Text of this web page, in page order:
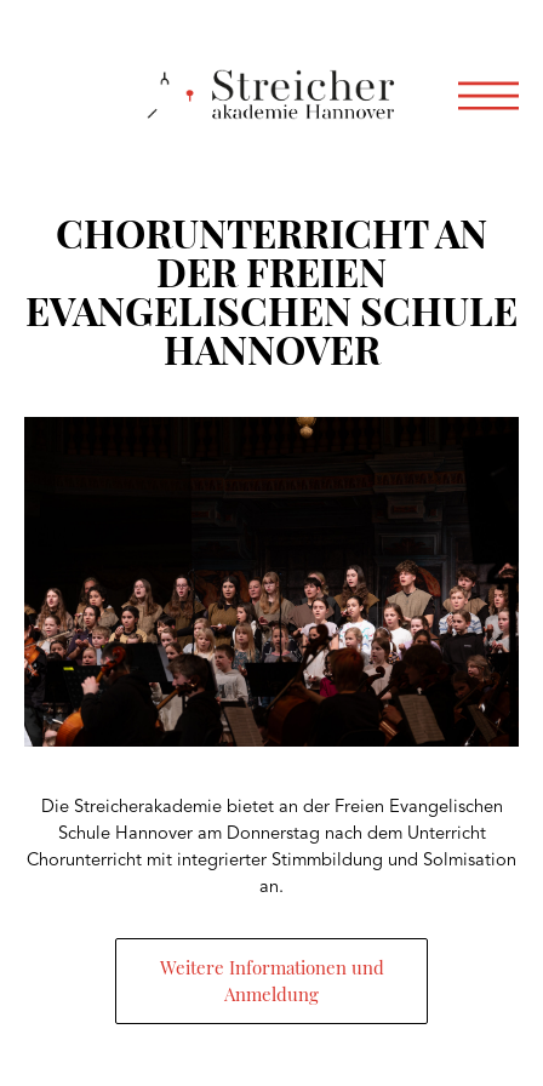
CHORUNTERRICHT AN
DER FREIEN
EVANGELISCHEN SCHULE
HANNOVER
Die Streicherakademie bietet an der Freien Evangelischen
Schule Hannover am Donnerstag nach dem Unterricht
Chorunterricht mit integrierter Stimmbildung und Solmisation
an.
Weitere Informationen und
Anmeldung